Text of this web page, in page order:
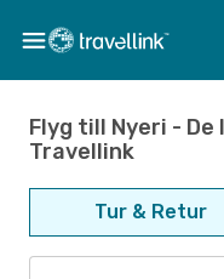
Flyg till Nyeri -
Travellink
Tur & Retur